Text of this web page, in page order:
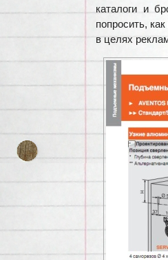
каталоги и
попросить,
в целях